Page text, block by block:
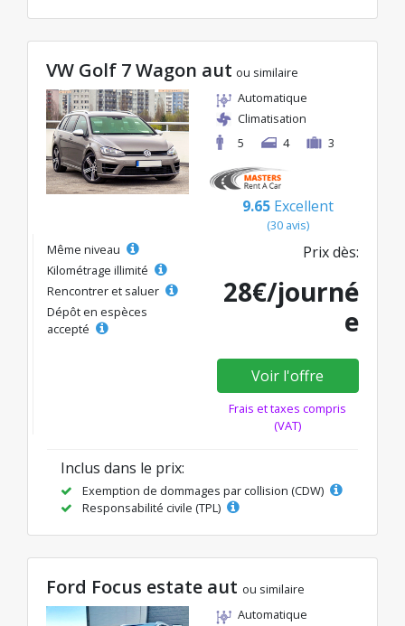
VW Golf 7 Wagon aut ou similaire
Automatique
Climatisation
5
4 3
9.65 Excellent
(30 avis)
Même niveau
Kilométrage illimité
Rencontrer et saluer
Dépôt en espèces
accepté
Prix dès:
28€/journé
e
Voir l'offre
Frais et taxes compris
(VAT)
Inclus dans le prix:
Exemption de dommages par collision (CDW)
Responsabilité civile (TPL)
Ford Focus estate aut ou similaire
Automatique